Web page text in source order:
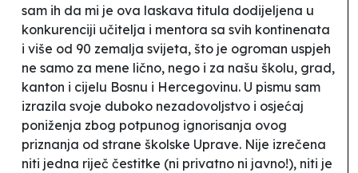
sam ih da mi je ova laskava titula dodijeljena u
konkurenciji učitelja i mentora sa svih kontinenata
i više od 90 zemalja svijeta, što je ogroman uspjeh
ne samo za mene lično, nego i za našu školu, grad,
kanton i cijelu Bosnu i Hercegovinu. U pismu sam
izrazila svoje duboko nezadovoljstvo i osjećaj
poniženja zbog potpunog ignorisanja ovog
priznanja od strane školske Uprave. Nije izrečena
niti jedna riječ čestitke (ni privatno ni javno!), niti je